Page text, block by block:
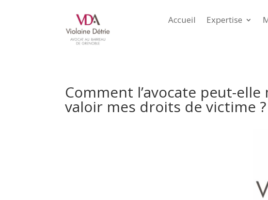
Accueil Expertise
Comment l’avocate peut-
valoir mes droits de victime ?